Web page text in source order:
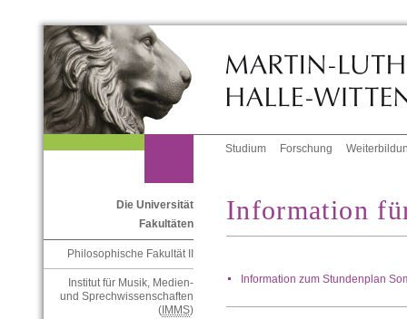
Studium Forschung
Die Universität
Fakultäten
Philosophische Fakultät II
Institut für Musik, Medien-
und Sprechwissenschaften
(IMMS)
Information
Information zum Stundenplan